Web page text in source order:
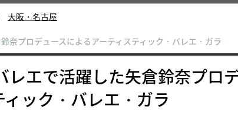
大阪・名古屋
奈プロデュースによるアーティスティック・バレエ・ガラ
レエで活躍した矢倉鈴奈プロ
ック・バレエ・ガラ